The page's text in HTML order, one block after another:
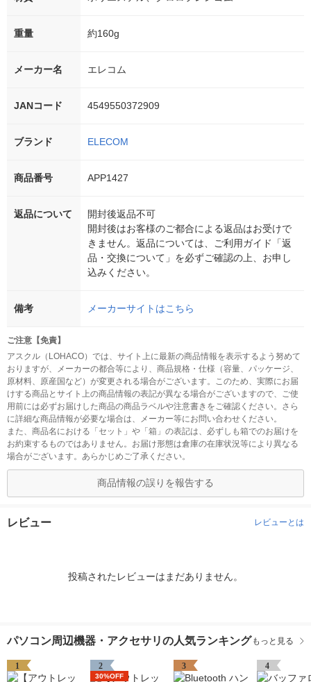
重量 約160g
メーカー名 エレコム
JANコード 4549550372909
ブランド ELECOM
商品番号 APP1427
返品について
開封後返品不可
開封後はお客様のご都合による返品はお受けで
きません。返品については、ご利用ガイド「返
品・交換について」を必ずご確認の上、お申し
込みください。
備考 メーカーサイトはこちら
ご注意【免責】
アスクル（LOHACO）では、サイト上に最新の商品情報を表示するよう努めて
おりますが、メーカーの都合等により、商品規格・仕様（容量、パッケージ、
原材料、原産国など）が変更される場合がございます。このため、実際にお届
けする商品とサイト上の商品情報の表記が異なる場合がございますので、ご使
用前には必ずお届けした商品の商品ラベルや注意書きをご確認ください。さら
に詳細な商品情報が必要な場合は、メーカー等にお問い合わせください。
また、商品名における「セット」や「箱」の表記は、必ずしも箱でのお届けを
お約束するものではありません。お届け形態は倉庫の在庫状況等により異なる
場合がございます。あらかじめご了承ください。
商品情報の誤りを報告する
レビュー レビューとは
投稿されたレビューはまだありません。
パソコン周辺機器・アクセサリの人気ランキング もっと見る
1 2
30%OFF
3 4